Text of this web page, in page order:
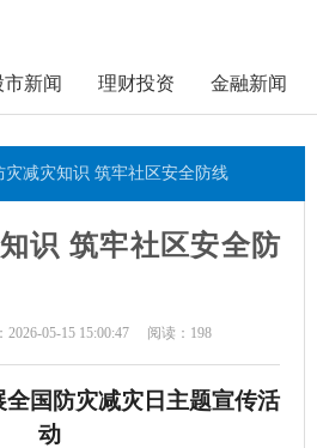
市新闻 理财投资 金融新闻
灾减灾知识 筑牢社区安全防线
识 筑牢社区安全防
2026-05-15 15:00:47 阅读： 198
国防灾减灾日主题宣传活
动